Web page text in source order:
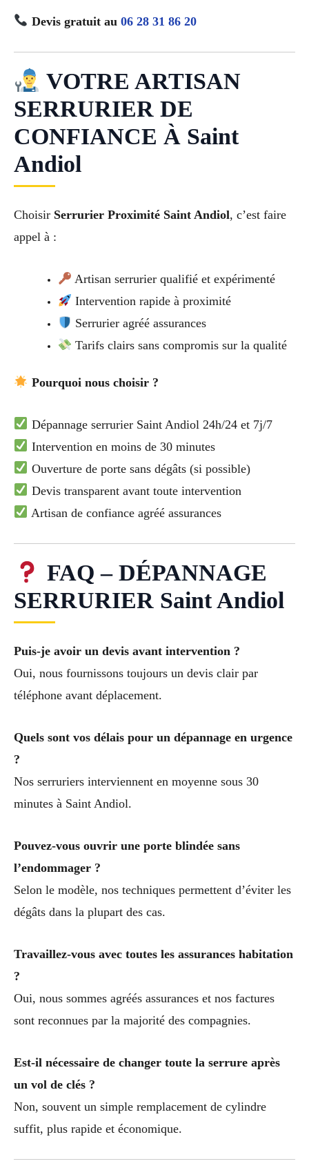
Devis gratuit au 06 28 31 86 20
VOTRE ARTISAN
SERRURIER DE
CONFIANCE À Saint
Andiol
Choisir Serrurier Proximité Saint Andiol, c’est faire
appel à :
Artisan serrurier qualifié et expérimenté
Intervention rapide à proximité
Serrurier agréé assurances
Tarifs clairs sans compromis sur la qualité
Pourquoi nous choisir ?
Dépannage serrurier Saint Andiol 24h/24 et 7j/7
Intervention en moins de 30 minutes
Ouverture de porte sans dégâts (si possible)
Devis transparent avant toute intervention
Artisan de confiance agréé assurances
FAQ – DÉPANNAGE
SERRURIER Saint Andiol
Puis-je avoir un devis avant intervention ?
Oui, nous fournissons toujours un devis clair par
téléphone avant déplacement.
Quels sont vos délais pour un dépannage en urgence
?
Nos serruriers interviennent en moyenne sous 30
minutes à Saint Andiol.
Pouvez-vous ouvrir une porte blindée sans
l’endommager ?
Selon le modèle, nos techniques permettent d’éviter les
dégâts dans la plupart des cas.
Travaillez-vous avec toutes les assurances habitation
?
Oui, nous sommes agréés assurances et nos factures
sont reconnues par la majorité des compagnies.
Est-il nécessaire de changer toute la serrure après
un vol de clés ?
Non, souvent un simple remplacement de cylindre
suffit, plus rapide et économique.